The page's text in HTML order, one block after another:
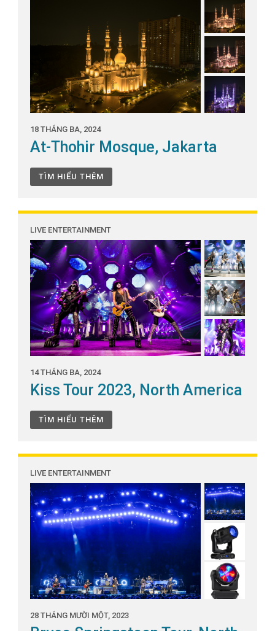
18 THÁNG BA, 2024
At-Thohir Mosque, Jakarta
TÌM HIỂU THÊM
LIVE ENTERTAINMENT
14 THÁNG BA, 2024
Kiss Tour 2023, North America
TÌM HIỂU THÊM
LIVE ENTERTAINMENT
28 THÁNG MƯỜI MỘT, 2023